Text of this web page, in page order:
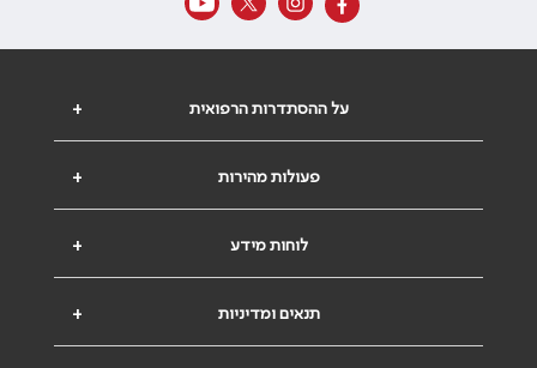
+ על ההסתדרות הרפואית
+ פעולות מהירות
+ לוחות מידע
+ תנאים ומדיניות